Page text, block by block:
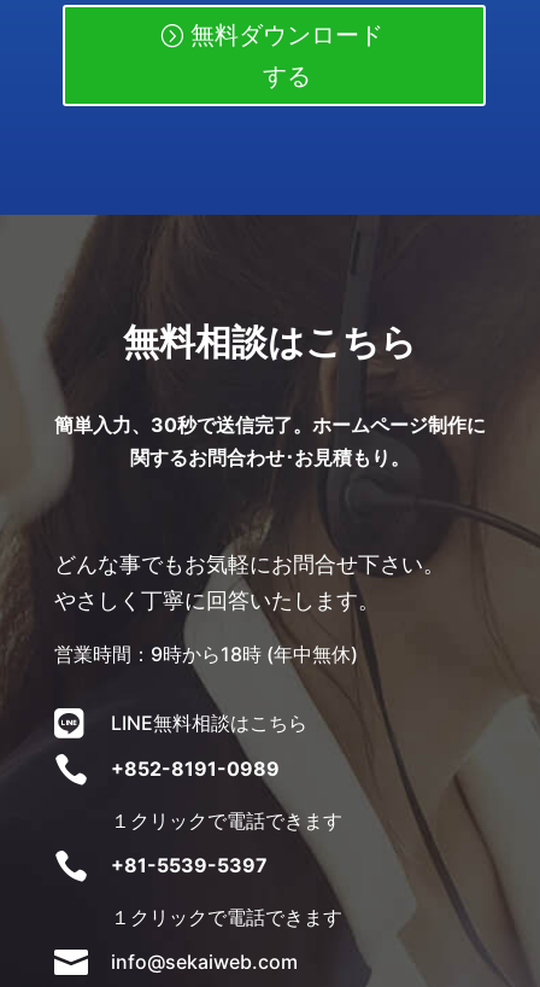
無料ダウンロード
する
無料相談はこちら
簡単入力、30秒で送信完了。ホームページ制作に
関するお問合わせ･お見積もり。
どんな事でもお気軽にお問合せ下さい。
やさしく丁寧に回答いたします。
営業時間：9時から18時 (年中無休)
 LINE無料相談はこちら
 +852-8191-0989
１クリックで電話できます
 +81-5539-5397
１クリックで電話できます
 info@sekaiweb.com